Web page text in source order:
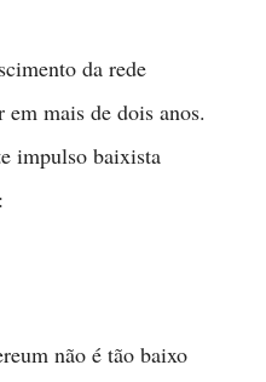
da rede
mais de dois anos.
impulso baixista
não é tão baixo